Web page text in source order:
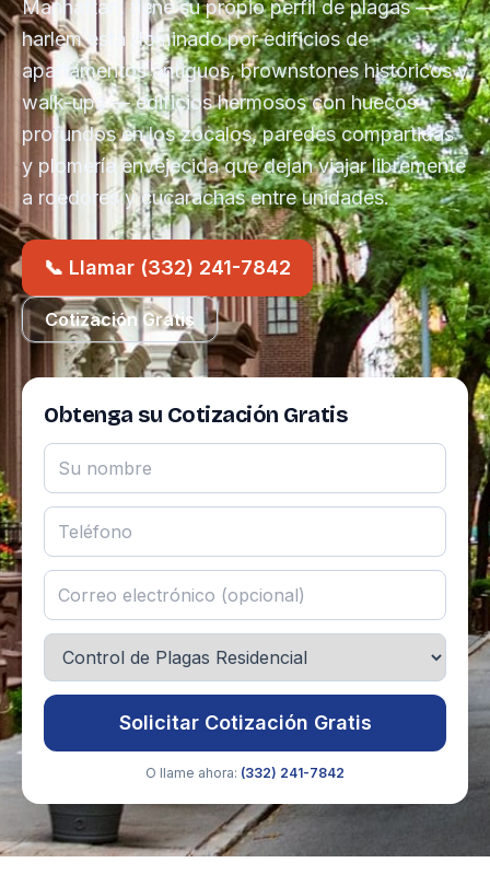
Manhattan, tiene su propio perfil de plagas —
harlem está dominado por edificios de
apartamentos antiguos, brownstones históricos y
walk-ups — edificios hermosos con huecos
profundos en los zócalos, paredes compartidas
y plomería envejecida que dejan viajar libremente
a roedores y cucarachas entre unidades.
📞 Llamar (332) 241-7842
Cotización Gratis
Obtenga su Cotización Gratis
Solicitar Cotización Gratis
O llame ahora: (332) 241-7842